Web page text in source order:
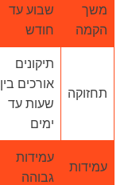
משך
הקמה
שבוע עד
חודש
תחזוקה
תיקונים
אורכים בין
שעות עד
ימים
עמידות
עמידות
גבוהה